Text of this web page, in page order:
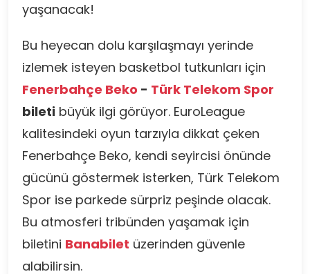
yaşanacak!
Bu heyecan dolu karşılaşmayı yerinde
izlemek isteyen basketbol tutkunları için
Fenerbahçe Beko - Türk Telekom Spor
bileti büyük ilgi görüyor. EuroLeague
kalitesindeki oyun tarzıyla dikkat çeken
Fenerbahçe Beko, kendi seyircisi önünde
gücünü göstermek isterken, Türk Telekom
Spor ise parkede sürpriz peşinde olacak.
Bu atmosferi tribünden yaşamak için
biletini Banabilet üzerinden güvenle
alabilirsin.